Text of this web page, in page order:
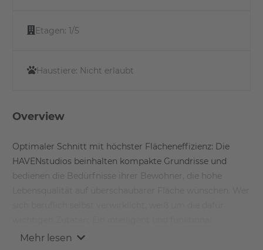
Etagen: 1/5
Haustiere: Nicht erlaubt
Overview
Optimaler Schnitt mit höchster Flächeneffizienz: Die
HAVENstudios beinhalten kompakte Grundrisse und
bedienen die Bedürfnisse ihrer Bewohner, die hohe
gestaltetes, komfortables Zuhause. Kurze Wege zur
Mehr lesen